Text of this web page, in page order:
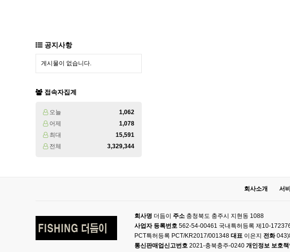
공지사항
게시물이 없습니다.
접속자집계
오늘
1,062
어제
1,078
최대
15,591
전체
3,329,344
회사소개 서
회사명 더듬이 주소 충청북도 충주시 지현동 1088
사업자 등록번호 562-54-00461 국내특허등록 제10-
PCT특허등록 PCT/KR2017/001348 대표 이은지 전화
통신판매업신고번호 2021-충북충주-0240 개인정보 보호